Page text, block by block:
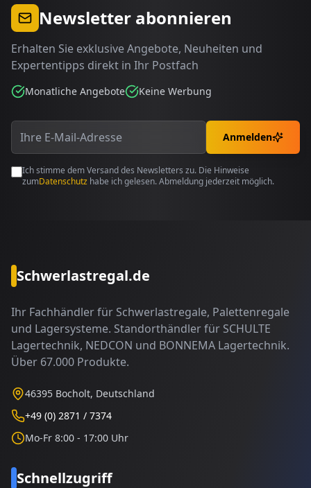
Newsletter abonnieren
Erhalten Sie exklusive Angebote, Neuheiten und
Expertentipps direkt in Ihr Postfach
Monatliche Angebote Keine Werbung
Anmelden
Ich stimme dem Versand des Newsletters zu. Die Hinweise
zumDatenschutz habe ich gelesen. Abmeldung jederzeit möglich.
Schwerlastregal.de
Ihr Fachhändler für Schwerlastregale, Palettenregale
und Lagersysteme. Standorthändler für SCHULTE
Lagertechnik, NEDCON und BONNEMA Lagertechnik.
Über 67.000 Produkte.
46395 Bocholt, Deutschland
+49 (0) 2871 / 7374
Mo-Fr 8:00 - 17:00 Uhr
Schnellzugriff